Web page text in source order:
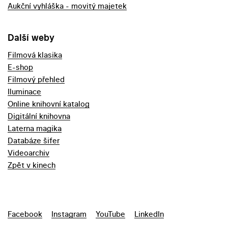
Aukční vyhláška - movitý majetek
Další weby
Filmová klasika
E-shop
Filmový přehled
Iluminace
Online knihovní katalog
Digitální knihovna
Laterna magika
Databáze šifer
Videoarchiv
Zpět v kinech
Facebook Instagram YouTube LinkedIn